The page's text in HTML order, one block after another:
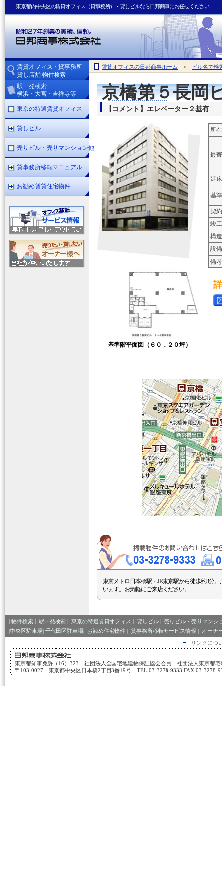
東京都内中央区の賃貸オフィス（貸事務所）・貸しビルなら日邦商事にお任せください
賃貸オフィスの日邦商事ホーム > ビル名で検
京橋第５長岡
【コメント】エレベーター２基有
基準階平面図（６０．２０坪）
所
最
延床
基
契
竣工
構
設備
備考
東京メトロ日本橋駅・JR東京駅から徒歩約3分。
います。お気軽にご来店ください。
賃貸オフィス・貸事務所
貸し店舗 物件検索
駅一発検索
横浜・大宮・吉祥寺等
東京の特選賃貸オフィス
貸しビル
売りビル・売りマンション他
貸事務所移転マニュアル
お勧め賃貸住宅物件
| 物件検索 | 駅一発検索 | 東京の特選賃貸オフィス | 貸しビル | 売りビル・売りマンシ
|中央区駐車場| 千代田区駐車場| お勧め住宅物件 | 貸事務所移転サービス情報 | オーナ
リンクにつ
東京都知事免許（16）323 社団法人全国宅地建物保証協会会員 社団法人東京都宅
〒103-0027 東京都中央区日本橋2丁目3番19号 TEL.03-3278-9333 FAX.03-3278-